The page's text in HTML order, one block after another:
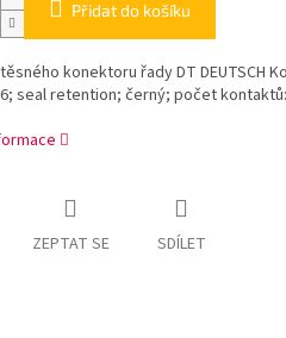
Přidat do košíku
konektoru řady DT DEUTSCH
seal retention; černý; počet
ZEPTAT SE SDÍLET